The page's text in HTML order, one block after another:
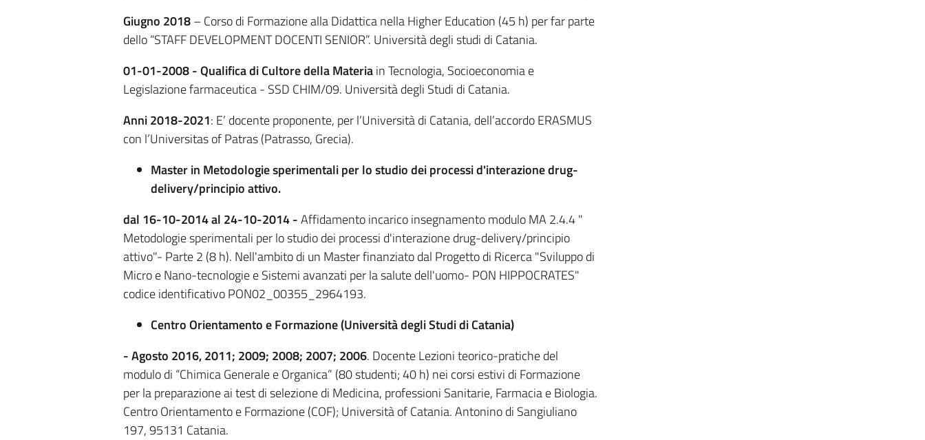
Giugno 2018– Corso di Formazione alla Didattica nella Higher Education (45 h) per far parte
dello “STAFF DEVELOPMENT DOCENTI SENIOR”. Università degli studi di Catania.
01-01-2008 - Qualifica di Cultore della Materiain Tecnologia, Socioeconomia e
Legislazione farmaceutica - SSD CHIM/09. Università degli Studi di Catania.
Anni 2018-2021: E’ docente proponente, per l’Università di Catania, dell’accordo ERASMUS
con l’Universitas of Patras (Patrasso, Grecia).
Master in Metodologie sperimentali per lo studio dei processi d'interazione drug-
delivery/principio attivo.
dal 16-10-2014 al 24-10-2014 -Affidamento incarico insegnamento modulo MA 2.4.4 "
Metodologie sperimentali per lo studio dei processi d'interazione drug-delivery/principio
attivo"- Parte 2 (8 h). Nell'ambito di un Master finanziato dal Progetto di Ricerca "Sviluppo di
Micro e Nano-tecnologie e Sistemi avanzati per la salute dell'uomo- PON HIPPOCRATES"
codice identificativo PON02_00355_2964193.
Centro Orientamento e Formazione (Università degli Studi di Catania)
- Agosto 2016, 2011; 2009; 2008; 2007; 2006. Docente Lezioni teorico-pratiche del
modulo di “Chimica Generale e Organica” (80 studenti; 40 h) nei corsi estivi di Formazione
per la preparazione ai test di selezione di Medicina, professioni Sanitarie, Farmacia e Biologia.
Centro Orientamento e Formazione (COF); Università of Catania. Antonino di Sangiuliano
197, 95131 Catania.